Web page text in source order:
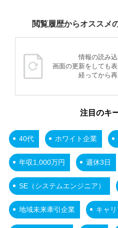
閲覧履歴からオススメ
情報の読み込
画面の更新をしても
経ってから再
注目のキ
40代 ホワイト企業
年収1,000万円 週休3日
SE（システムエンジニア）
地域未来牽引企業 キャ